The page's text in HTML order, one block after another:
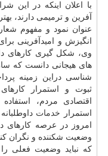
با اعلان اینکه در این
آفرین و ترمیمی دارند،
عنوان نمود و مفهوم
انگیزش و امیدآفرینی
وی، شکل گیری کارهای
های هیجانی دانست که
شناسی دراین زمینه
ثبوت و استمرار کارهای
اقتصادی مردم،
استمرار خدمات
امروز در عرصه کارهای
وضعیت شکننده و نگران
که نباید وضعیت فعلی